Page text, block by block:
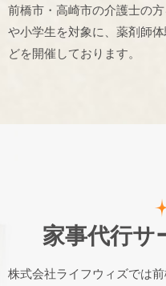
前橋市・高崎市の介護士の
や小学生を対象に、薬剤師
どを開催しております。
家事代行サ
株式会社ライフウィズでは